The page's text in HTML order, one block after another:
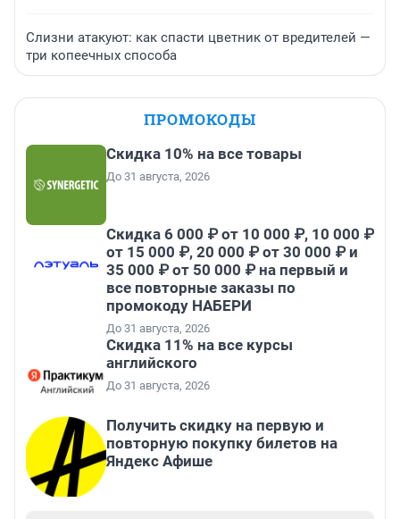
Слизни атакуют: как спасти цветник от вредителей —
три копеечных способа
ПРОМОКОДЫ
Скидка 10% на все товары
До 31 августа, 2026
Скидка 6 000 ₽ от 10 000 ₽, 10 000 ₽
от 15 000 ₽, 20 000 ₽ от 30 000 ₽ и
35 000 ₽ от 50 000 ₽ на первый и
все повторные заказы по
промокоду НАБЕРИ
До 31 августа, 2026
Скидка 11% на все курсы
английского
До 31 августа, 2026
Получить скидку на первую и
повторную покупку билетов на
Яндекс Афише